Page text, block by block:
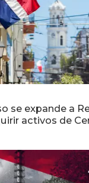
se expande a
activos de